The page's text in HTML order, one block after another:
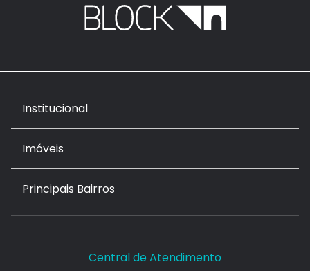
Institucional
Imóveis
Principais Bairros
Central de Atendimento